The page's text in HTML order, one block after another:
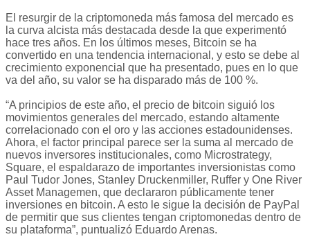
El resurgir de la criptomoneda más famosa del mercado es
la curva alcista más destacada desde la que experimentó
hace tres años. En los últimos meses, Bitcoin se ha
convertido en una tendencia internacional, y esto se debe al
crecimiento exponencial que ha presentado, pues en lo que
va del año, su valor se ha disparado más de 100 %.
“A principios de este año, el precio de bitcoin siguió los
movimientos generales del mercado, estando altamente
correlacionado con el oro y las acciones estadounidenses.
Ahora, el factor principal parece ser la suma al mercado de
nuevos inversores institucionales, como Microstrategy,
Square, el espaldarazo de importantes inversionistas como
Paul Tudor Jones, Stanley Druckenmiller, Ruffer y One River
Asset Managemen, que declararon públicamente tener
inversiones en bitcoin. A esto le sigue la decisión de PayPal
de permitir que sus clientes tengan criptomonedas dentro de
su plataforma”, puntualizó Eduardo Arenas.